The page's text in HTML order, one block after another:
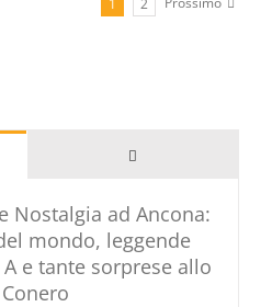
Commenti
Nostalgia ad Ancona:
mondo, leggende
e tante sorprese allo